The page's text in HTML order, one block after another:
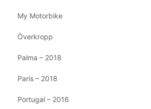
My Motorbike
Överkropp
Palma – 2018
Paris – 2018
Portugal – 2016